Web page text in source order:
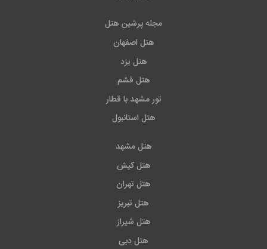
مجله پرشین هتل
هتل اصفهان
هتل یزد
هتل قشم
تور مشهد با قطار
هتل استانبول
هتل مشهد
هتل کیش
هتل تهران
هتل تبریز
هتل شیراز
هتل دبی